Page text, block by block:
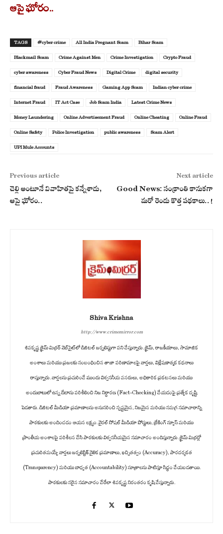
ఆపై ఘోరం..
TAGS #cyber crime All India Pregnant Scam Bihar Scam
Blackmail Scam Crime Against Men Crime Investigation Crypto Fraud
cyber awareness Cyber Fraud News Digital Crime digital security
financial fraud Fraud Awareness Gaming App Scam Indian cyber crime
Internet Fraud IT Act Case Job Scam India Latest Crime News
Money Laundering Online Advertisement Fraud Online Cheating Online Fraud
Online Safety Police Investigation public awareness Scam Alert
UPI Mule Accounts
Previous article
చెల్లి అంటూనే వివాహితపై కన్నేశాడు,
ఆపై ఘోరం..
Next article
Good News: సంక్రాంతి కానుకగా
మరో రెండు కొత్త పథకాలు..!
Shiva Krishna
http://www.crimemirror.com
శివకృష్ణ క్రైమ్ మిర్రర్ వెబ్‌సైట్‌లో డిజిటల్ జర్నలిస్టుగా పని చేస్తున్నారు. క్రైమ్, రాజకీయాలు, సామాజిక
అంశాలు మరియు ప్రజలకు సంబంధించిన తాజా పరిణామాలపై వార్తలు, విశ్లేషణాత్మక కథనాలు
రాస్తున్నారు. వార్తలను ప్రచురించే ముందు విశ్వసనీయ వనరులు, అధికారిక ప్రకటనలు మరియు
అందుబాటులో ఉన్న డేటాను పరిశీలించి నిజ నిర్ధారణ (Fact-Checking) చేయడంపై ప్రత్యేక దృష్టి
పెడతారు. డిజిటల్ మీడియా ప్రమాణాలను అనుసరించి స్పష్టమైన, నిజమైన మరియు సమగ్ర సమాచారాన్ని
పాఠకులకు అందించడం ఆయన లక్ష్యం. వైరల్ సోషల్ మీడియా పోస్టులు, బ్రేకింగ్ న్యూస్ మరియు
ప్రాంతీయ అంశాలపై పరిశీలన చేసి పాఠకులకు విశ్వసనీయమైన సమాచారం అందిస్తున్నారు. క్రైమ్ మిర్రర్లో
ప్రచురితమయ్యే వార్తలు జర్నలిస్టిక్ నైతిక ప్రమాణాలు, ఖచ్చితత్వం (Accuracy), పారదర్శకత
(Transparency) మరియు బాధ్యత (Accountability) సూత్రాలను పాటిస్తూ సిద్ధం చేయబడతాయి.
పాఠకులకు సరైన సమాచారం చేరేలా శివకృష్ణ నిరంతరం కృషి చేస్తున్నారు.